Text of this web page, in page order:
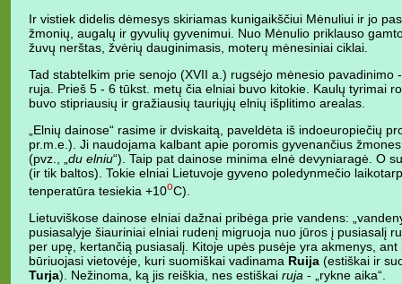
Ir vistiek didelis dėmesys skiriamas kunigaikščiui Mėnuliui ir jo
žmonių, augalų ir gyvulių gyvenimui. Nuo Mėnulio priklauso
žuvų nerštas, žvėrių dauginimasis, moterų mėnesiniai ciklai.
Tad stabtelkim prie senojo (XVII a.) rugsėjo mėnesio pavadinimo
ruja. Prieš 5 - 6 tūkst. metų čia elniai buvo kitokie. Kaulų tyrimai
buvo stipriausių ir gražiausių tauriųjų elnių išplitimo arealas.
„Elnių dainose“ rasime ir dviskaitą, paveldėta iš indoeuropiečių
pr.m.e.). Ji naudojama kalbant apie poromis gyvenančius
(pvz., „du elniu“). Taip pat dainose minima elnė devyniaragė. O
(ir tik baltos). Tokie elniai Lietuvoje gyveno poledynmečio
tenperatūra tesiekia +10oC).
Lietuviškose dainose elniai dažnai pribėga prie vandens:
pusiasalyje šiauriniai elniai rudenį migruoja nuo jūros į pusiasalį
per upę, kertančią pusiasalį. Kitoje upės pusėje yra akmenys,
būriuojasi vietovėje, kuri suomiškai vadinama Ruija (estiškai ir
Turja). Nežinoma, ką jis reiškia, nes estiškai ruja - „rykne aika“.